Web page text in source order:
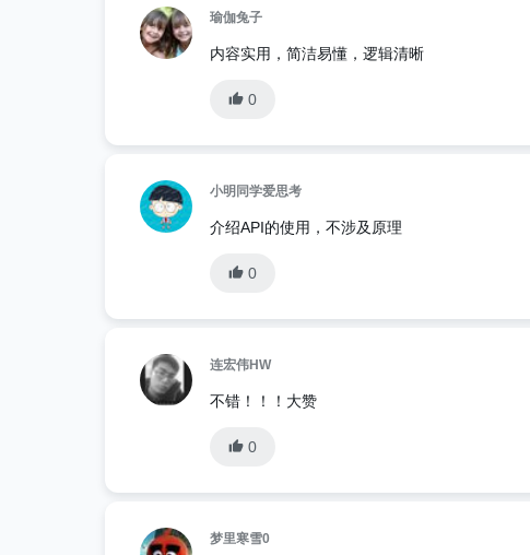
瑜伽兔子
内容实用，简洁易懂，逻辑清晰
0
小明同学爱思考
介绍API的使用，不涉及原理
0
连宏伟HW
不错！！！大赞
0
梦里寒雪0